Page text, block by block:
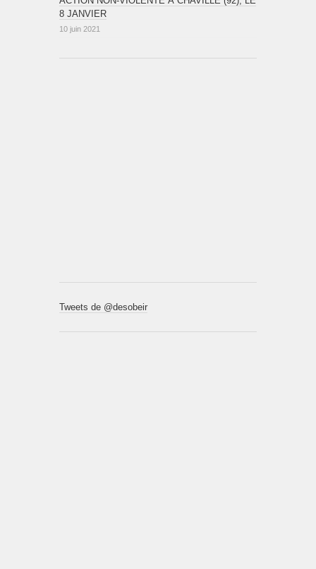
8 JANVIER
10 juin 2021
Tweets de @desobeir